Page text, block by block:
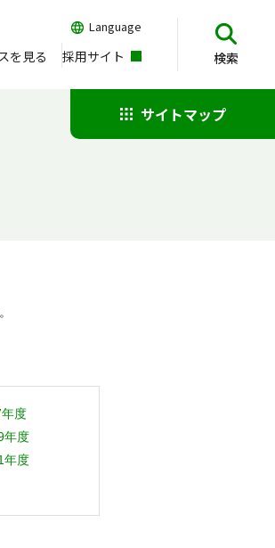
を見る 採用サイト
Language
検索
サイトマップ
度
年度
年度